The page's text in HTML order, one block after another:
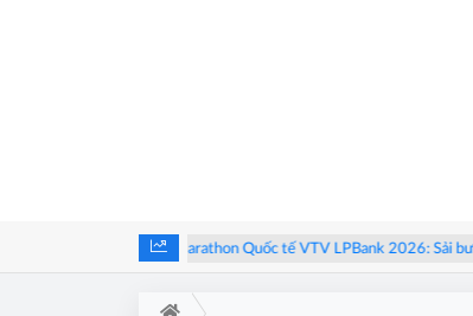
Giải Marathon Quốc tế VTV LPBank 2026: Sải bước